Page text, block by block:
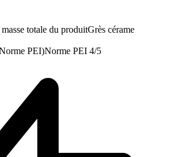
totale du produitGrès cérame
PEI)Norme PEI 4/5